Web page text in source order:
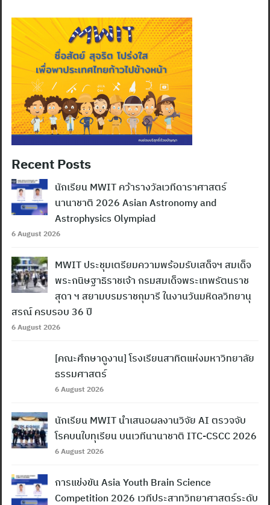
Search
for:
Recent Posts
นักเรียน MWIT คว้ารางวัลเวทีดาราศาสตร์
นานาชาติ 2026 Asian Astronomy and
Astrophysics Olympiad
6 August 2026
MWIT ประชุมเตรียมความพร้อมรับเสด็จฯ สมเด็จ
พระกนิษฐาธิราชเจ้า กรมสมเด็จพระเทพรัตนราช
สุดา ฯ สยามบรมราชกุมารี ในงานวันมหิดลวิทยานุ
สรณ์ ครบรอบ 36 ปี
6 August 2026
[คณะศึกษาดูงาน] โรงเรียนสาทิตแห่งมหาวิทยาลัย
ธรรมศาสตร์
6 August 2026
นักเรียน MWIT นำเสนอผลงานวิจัย AI ตรวจจับ
โรคบนใบทุเรียน บนเวทีนานาชาติ ITC-CSCC 2026
6 August 2026
การแข่งขัน Asia Youth Brain Science
Competition 2026 เวทีประสาทวิทยาศาสตร์ระดับ